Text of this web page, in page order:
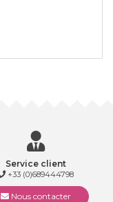
Service client
+33 (0)689444798
Nous contacter